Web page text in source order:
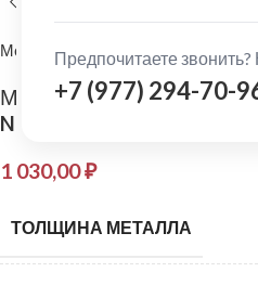
Предпочитаете
+7 (977) 294-70-
МеталлПрофиль
МеталлПрофиль: Софит
Norman 0,5 мм Ral 3005
1 030,00₽
ТОЛЩИНА МЕТАЛЛА